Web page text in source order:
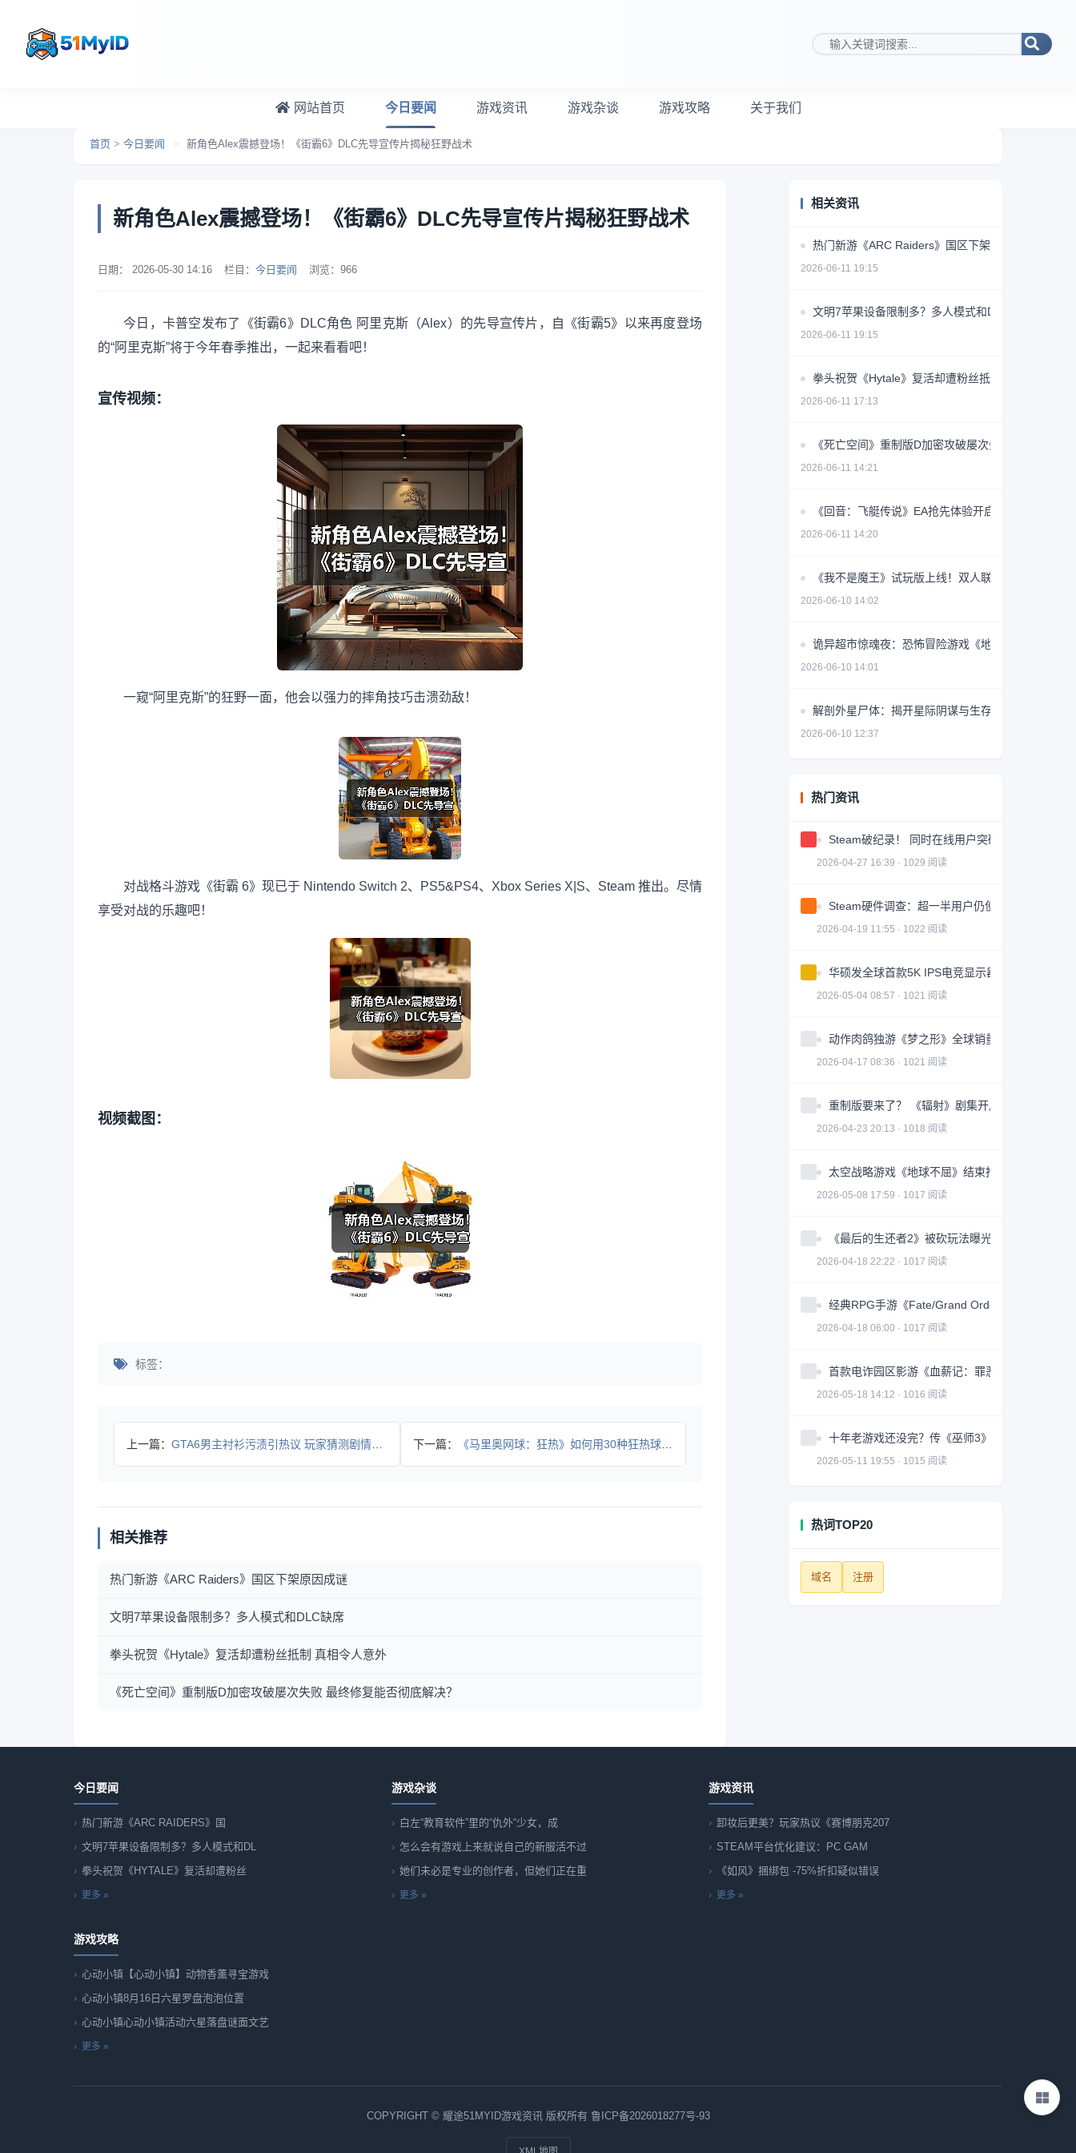
搜索关键词
网站首页 今日要闻 游戏资讯 游戏杂谈 游戏攻略 关于我们
首页 > 今日要闻 > 新角色Alex震撼登场！《街霸6》DLC先导宣传片揭秘狂野战术
新角色Alex震撼登场！《街霸6》DLC先导宣传片揭秘狂野战术
日期： 2026-05-30 14:16 栏目： 今日要闻 浏览： 966
今日，卡普空发布了《街霸6》DLC角色 阿里克斯（Alex）的先导宣传片，自《街霸5》以来再度登场
的“阿里克斯”将于今年春季推出，一起来看看吧！
宣传视频：
一窥“阿里克斯”的狂野一面，他会以强力的摔角技巧击溃劲敌！
对战格斗游戏《街霸 6》现已于 Nintendo Switch 2、PS5&PS4、Xbox Series X|S、Steam 推出。尽情
享受对战的乐趣吧！
视频截图：
标签：
上一篇： GTA6男主衬衫污渍引热议 玩家猜测剧情与开发周期 下一篇： 《马里奥网球：狂热》如何用30种狂热球拍打造全新对战体验？
相关推荐
热门新游《ARC Raiders》国区下架原因成谜
文明7苹果设备限制多？多人模式和DLC缺席
拳头祝贺《Hytale》复活却遭粉丝抵制 真相令人意外
《死亡空间》重制版D加密攻破屡次失败 最终修复能否彻底解决？
相关资讯
热门新游《ARC Raiders》国区下架原因成谜
2026-06-11 19:15
文明7苹果设备限制多？多人模式和DLC缺席
2026-06-11 19:15
拳头祝贺《Hytale》复活却遭粉丝抵制 真相令人意外
2026-06-11 17:13
《死亡空间》重制版D加密攻破屡次失败 最终修复能
2026-06-11 14:21
《回音：飞艇传说》EA抢先体验开启，云端征途稳
2026-06-11 14:20
《我不是魔王》试玩版上线！双人联机+千种构筑，
2026-06-10 14:02
诡异超市惊魂夜：恐怖冒险游戏《地狱超市》即将上
2026-06-10 14:01
解剖外星尸体：揭开星际阴谋与生存抉择
2026-06-10 12:37
热门资讯
Steam破纪录！ 同时在线用户突破4180万
2026-04-27 16:39 · 1029 阅读
Steam硬件调查：超一半用户仍使用1080P分辨率
2026-04-19 11:55 · 1022 阅读
华硕发全球首款5K IPS电竞显示器 5090D带不动
2026-05-04 08:57 · 1021 阅读
动作肉鸽独游《梦之形》全球销量破100万份，
2026-04-17 08:36 · 1021 阅读
重制版要来了？ 《辐射》剧集开启神秘倒计时
2026-04-23 20:13 · 1018 阅读
太空战略游戏《地球不屈》结束抢先体验 正式推
2026-05-08 17:59 · 1017 阅读
《最后的生还者2》被砍玩法曝光：迫使敌人举手
2026-04-18 22:22 · 1017 阅读
经典RPG手游《Fate/Grand Order》推出10周年
2026-04-18 06:00 · 1017 阅读
首款电诈园区影游《血薪记：罪恶园区》上线
2026-05-18 14:12 · 1016 阅读
十年老游戏还没完？传《巫师3》神秘资料片获多
2026-05-11 19:55 · 1015 阅读
热词TOP20
域名 注册
今日要闻
热门新游《ARC RAIDERS》国
文明7苹果设备限制多？多人模式和DL
拳头祝贺《HYTALE》复活却遭粉丝
更多 »
游戏杂谈
白左“教育软件”里的“仇外“少女，成
怎么会有游戏上来就说自己的新服活不过
她们未必是专业的创作者，但她们正在重
更多 »
游戏资讯
卸妆后更美？玩家热议《赛博朋克207
STEAM平台优化建议：PC GAM
《如风》捆绑包 -75%折扣疑似错误
更多 »
游戏攻略
心动小镇【心动小镇】动物香薰寻宝游戏
心动小镇8月16日六星罗盘泡泡位置
心动小镇心动小镇活动六星落盘谜面文艺
更多 »
COPYRIGHT © 耀途51MYID游戏资讯 版权所有 鲁ICP备2026018277号-93